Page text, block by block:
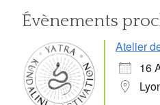
Évènements
Atelier
16